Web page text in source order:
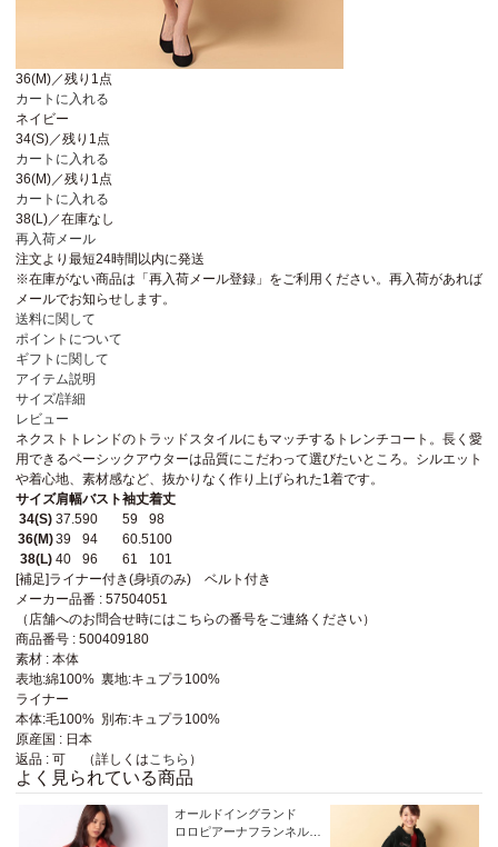
36(M)／残り1点
カートに入れる
ネイビー
34(S)／残り1点
カートに入れる
36(M)／残り1点
カートに入れる
38(L)／在庫なし
再入荷メール
注文より最短24時間以内に発送
※在庫がない商品は「再入荷メール登録」をご利用ください。再入荷があれば
メールでお知らせします。
送料に関して
ポイントについて
ギフトに関して
アイテム説明
サイズ/詳細
レビュー
ネクストトレンドのトラッドスタイルにもマッチするトレンチコート。長く愛
用できるベーシックアウターは品質にこだわって選びたいところ。シルエット
や着心地、素材感など、抜かりなく作り上げられた1着です。
サイズ肩幅バスト袖丈着丈
34(S) 37.590 59
98
36(M)39 94 60.5100
38(L) 40 96 61
101
[補足]ライナー付き(身頃のみ) ベルト付き
メーカー品番 : 57504051
（店舗へのお問合せ時にはこちらの番号をご連絡ください）
商品番号 : 500409180
素材 : 本体
表地:綿100% 裏地:キュプラ100%
ライナー
本体:毛100% 別布:キュプラ100%
原産国 : 日本
返品 : 可 （詳しくはこちら ）
よく見られている商品
オールドイングランド